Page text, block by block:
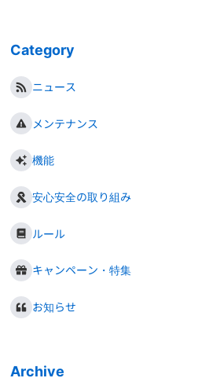
Category
ニュース
メンテナンス
機能
安心安全の取り組み
ルール
キャンペーン・特集
お知らせ
Archive